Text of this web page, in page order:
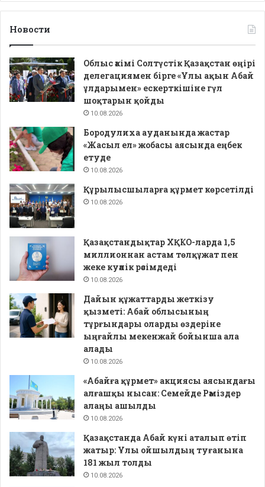
Новости
Облыс әкімі Солтүстік Қазақстан өңірі
делегациямен бірге «Ұлы ақын Абай
ұлдарымен» ескерткішіне гүл
шоқтарын қойды
10.08.2026
Бородулиха ауданында жастар
«Жасыл ел» жобасы аясында еңбек
етуде
10.08.2026
Құрылысшыларға құрмет көрсетілді
10.08.2026
Қазақстандықтар ХҚКО-ларда 1,5
миллионнан астам төлқұжат пен
жеке куәлік рәсімдеді
10.08.2026
Дайын құжаттарды жеткізу
қызметі: Абай облысының
тұрғындары оларды өздеріне
ыңғайлы мекенжай бойынша ала
алады
10.08.2026
«Абайға құрмет» акциясы аясындағы
алғашқы нысан: Семейде Рәміздер
алаңы ашылды
10.08.2026
Қазақстанда Абай күні аталып өтіп
жатыр: Ұлы ойшылдың туғанына
181 жыл толды
10.08.2026